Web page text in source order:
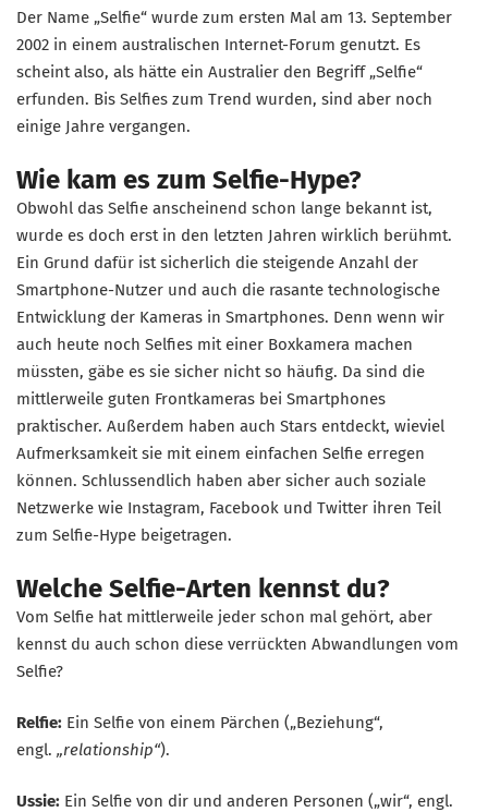
Der Name „Selfie“ wurde zum ersten Mal am 13. September
2002 in einem australischen Internet-Forum genutzt. Es
scheint also, als hätte ein Australier den Begriff „Selfie“
erfunden. Bis Selfies zum Trend wurden, sind aber noch
einige Jahre vergangen.
Wie kam es zum Selfie-Hype?
Obwohl das Selfie anscheinend schon lange bekannt ist,
wurde es doch erst in den letzten Jahren wirklich berühmt.
Ein Grund dafür ist sicherlich die steigende Anzahl der
Smartphone-Nutzer und auch die rasante technologische
Entwicklung der Kameras in Smartphones. Denn wenn wir
auch heute noch Selfies mit einer Boxkamera machen
müssten, gäbe es sie sicher nicht so häufig. Da sind die
mittlerweile guten Frontkameras bei Smartphones
praktischer. Außerdem haben auch Stars entdeckt, wieviel
Aufmerksamkeit sie mit einem einfachen Selfie erregen
können. Schlussendlich haben aber sicher auch soziale
Netzwerke wie Instagram, Facebook und Twitter ihren Teil
zum Selfie-Hype beigetragen.
Welche Selfie-Arten kennst du?
Vom Selfie hat mittlerweile jeder schon mal gehört, aber
kennst du auch schon diese verrückten Abwandlungen vom
Selfie?
Relfie: Ein Selfie von einem Pärchen („Beziehung“,
engl. „relationship“).
Ussie: Ein Selfie von dir und anderen Personen („wir“, engl.